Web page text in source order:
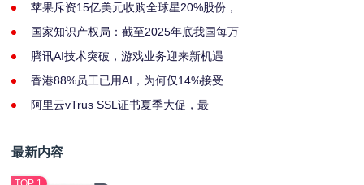
苹果斥资15亿美元收购全球星20%股份，
国家知识产权局：截至2025年底我国每万
腾讯AI技术突破，游戏业务迎来新机遇
香港88%员工已用AI，为何仅14%接受
阿里云vTrus SSL证书夏季大促，最
最新内容